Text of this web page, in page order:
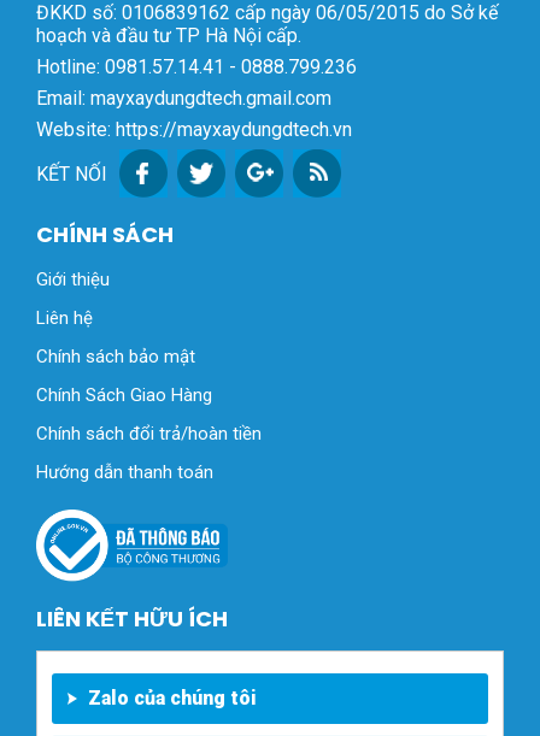
ĐKKD số: 0106839162 cấp ngày 06/05/2015 do Sở kế
hoạch và đầu tư TP Hà Nội cấp.
Hotline: 0981.57.14.41 - 0888.799.236
Email: mayxaydungdtech.gmail.com
Website: https://mayxaydungdtech.vn
KẾT NỐI
CHÍNH SÁCH
Giới thiệu
Liên hệ
Chính sách bảo mật
Chính Sách Giao Hàng
Chính sách đổi trả/hoàn tiền
Hướng dẫn thanh toán
LIÊN KẾT HỮU ÍCH
Zalo của chúng tôi